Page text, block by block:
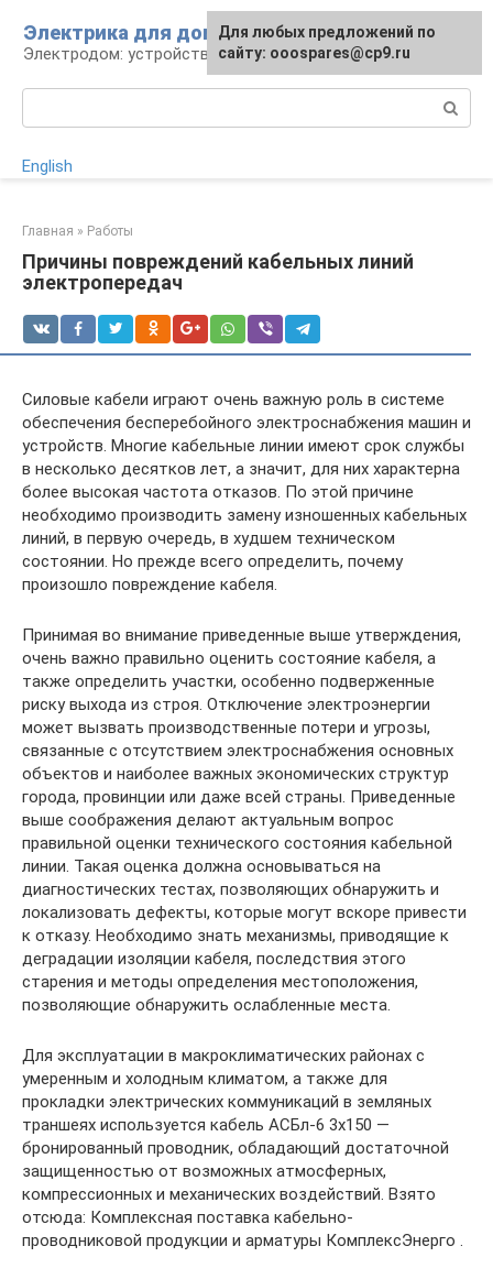
контенту
Электрика для дома
Электродом: устройства, кабели, ремонт
English
Главная » Работы
Причины повреждений кабельных линий
электропередач
Силовые кабели играют очень важную роль в системе
обеспечения бесперебойного электроснабжения машин и
устройств. Многие кабельные линии имеют срок службы
в несколько десятков лет, а значит, для них характерна
более высокая частота отказов. По этой причине
необходимо производить замену изношенных кабельных
линий, в первую очередь, в худшем техническом
состоянии. Но прежде всего определить, почему
произошло повреждение кабеля.
Принимая во внимание приведенные выше утверждения,
очень важно правильно оценить состояние кабеля, а
также определить участки, особенно подверженные
риску выхода из строя. Отключение электроэнергии
может вызвать производственные потери и угрозы,
связанные с отсутствием электроснабжения основных
объектов и наиболее важных экономических структур
города, провинции или даже всей страны. Приведенные
выше соображения делают актуальным вопрос
правильной оценки технического состояния кабельной
линии. Такая оценка должна основываться на
диагностических тестах, позволяющих обнаружить и
локализовать дефекты, которые могут вскоре привести
к отказу. Необходимо знать механизмы, приводящие к
деградации изоляции кабеля, последствия этого
старения и методы определения местоположения,
позволяющие обнаружить ослабленные места.
Для эксплуатации в макроклиматических районах с
умеренным и холодным климатом, а также для
прокладки электрических коммуникаций в земляных
траншеях используется кабель АСБл-6 3х150 —
бронированный проводник, обладающий достаточной
защищенностью от возможных атмосферных,
компрессионных и механических воздействий. Взято
отсюда: Комплексная поставка кабельно-
проводниковой продукции и арматуры КомплексЭнерго .
Для любых предложений по
сайту: ooospares@cp9.ru